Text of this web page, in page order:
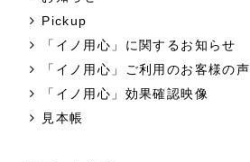
Pickup
「イノ用心」に関するお知らせ
「イノ用心」ご利用のお客様の声
「イノ用心」効果確認映像
見本帳